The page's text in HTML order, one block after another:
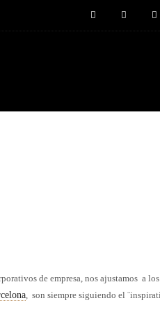
de empresa, nos ajustamos a
, son siempre siguiendo el